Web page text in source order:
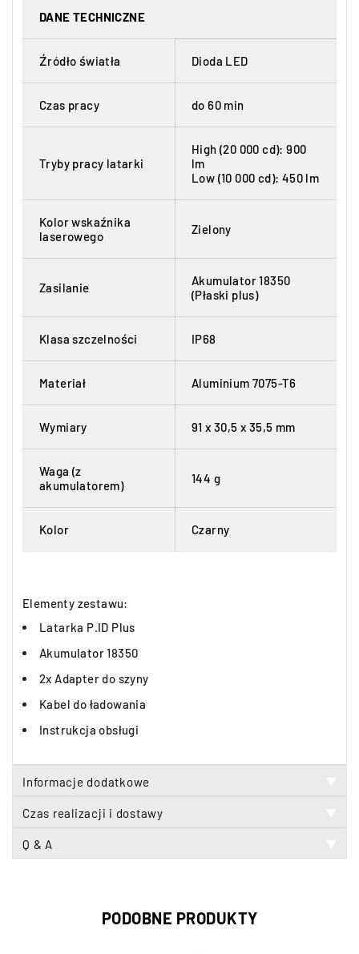
DANE TECHNICZNE
Źródło światła Dioda LED
Czas pracy do 60 min
Tryby pracy latarki
High (20 000 cd): 900
lm
Low (10 000 cd): 450 lm
Kolor wskaźnika
laserowego
Zielony
Zasilanie
Akumulator 18350
(Płaski plus)
Klasa szczelności IP68
Materiał Aluminium 7075-T6
Wymiary 91 x 30,5 x 35,5 mm
Waga (z
akumulatorem)
144 g
Kolor Czarny
Elementy zestawu:
Latarka P.ID Plus
Akumulator 18350
2x Adapter do szyny
Kabel do ładowania
Instrukcja obsługi
Informacje dodatkowe
Czas realizacji i dostawy
Q & A
PODOBNE PRODUKTY